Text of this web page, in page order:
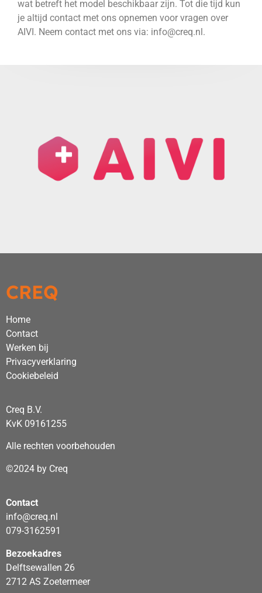
wat betreft het model beschikbaar zijn. Tot die tijd kun
je altijd contact met ons opnemen voor vragen over
AIVI. Neem contact met ons via: info@creq.nl.
CREQ
Home
Contact
Werken bij
Privacyverklaring
Cookiebeleid
Creq B.V.
KvK 09161255
Alle rechten voorbehouden
©2024 by Creq
Contact
info@creq.nl
079-3162591
Bezoekadres
Delftsewallen 26
2712 AS Zoetermeer